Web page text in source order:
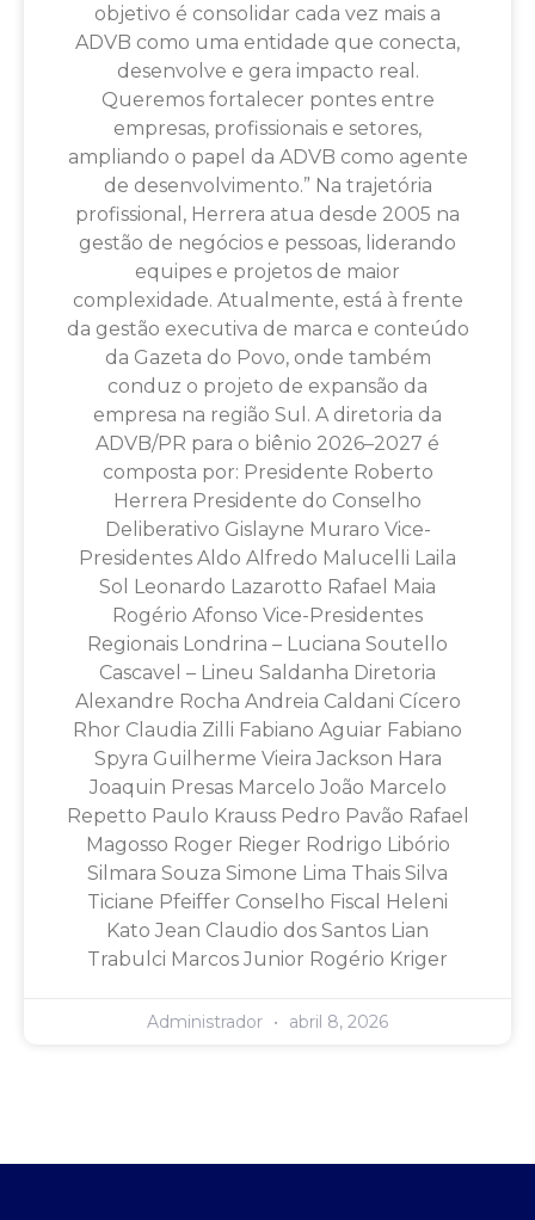
objetivo é consolidar cada vez mais a
ADVB como uma entidade que conecta,
desenvolve e gera impacto real.
Queremos fortalecer pontes entre
empresas, profissionais e setores,
ampliando o papel da ADVB como agente
de desenvolvimento.” Na trajetória
profissional, Herrera atua desde 2005 na
gestão de negócios e pessoas, liderando
equipes e projetos de maior
complexidade. Atualmente, está à frente
da gestão executiva de marca e conteúdo
da Gazeta do Povo, onde também
conduz o projeto de expansão da
empresa na região Sul. A diretoria da
ADVB/PR para o biênio 2026–2027 é
composta por: Presidente Roberto
Herrera Presidente do Conselho
Deliberativo Gislayne Muraro Vice-
Presidentes Aldo Alfredo Malucelli Laila
Sol Leonardo Lazarotto Rafael Maia
Rogério Afonso Vice-Presidentes
Regionais Londrina – Luciana Soutello
Cascavel – Lineu Saldanha Diretoria
Alexandre Rocha Andreia Caldani Cícero
Rhor Claudia Zilli Fabiano Aguiar Fabiano
Spyra Guilherme Vieira Jackson Hara
Joaquin Presas Marcelo João Marcelo
Repetto Paulo Krauss Pedro Pavão Rafael
Magosso Roger Rieger Rodrigo Libório
Silmara Souza Simone Lima Thais Silva
Ticiane Pfeiffer Conselho Fiscal Heleni
Kato Jean Claudio dos Santos Lian
Trabulci Marcos Junior Rogério Kriger
Administrador abril 8, 2026